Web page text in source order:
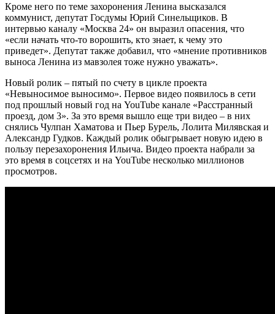
Кроме него по теме захоронения Ленина высказался
коммунист, депутат Госдумы Юрий Синельщиков. В
интервью каналу «Москва 24» он выразил опасения, что
«если начать что-то ворошить, кто знает, к чему это
приведет». Депутат также добавил, что «мнение противников
выноса Ленина из мавзолея тоже нужно уважать».
Новый ролик – пятый по счету в цикле проекта
«Невыносимое выносимо». Первое видео появилось в сети
под прошлый новый год на YouTube канале «Расстранный
проезд, дом 3». За это время вышло еще три видео – в них
снялись Чулпан Хаматова и Пьер Бурель, Лолита Милявская и
Александр Гудков. Каждый ролик обыгрывает новую идею в
пользу перезахоронения Ильича. Видео проекта набрали за
это время в соцсетях и на YouTube несколько миллионов
просмотров.